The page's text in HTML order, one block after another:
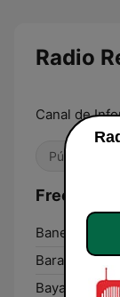
Radio
Canal de
Pública
Banes:
980
Baracoa:
Bayamo: